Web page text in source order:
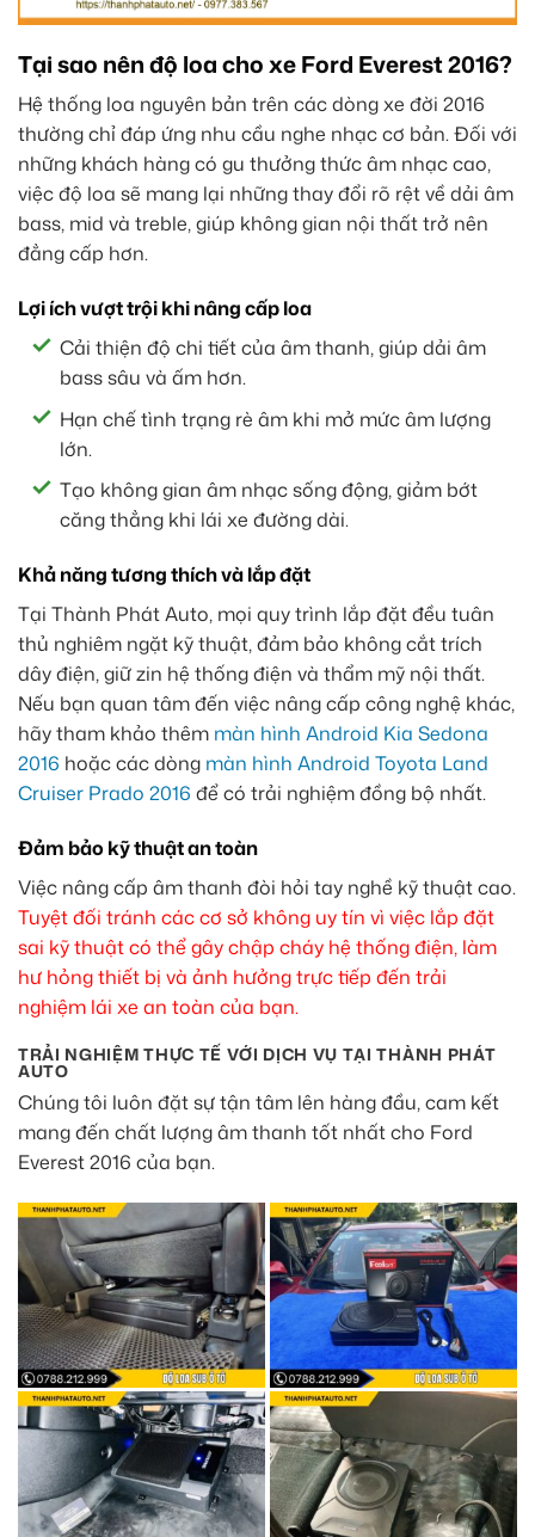
Tại sao nên độ loa cho xe Ford Everest 2016?
Hệ thống loa nguyên bản trên các dòng xe đời 2016
thường chỉ đáp ứng nhu cầu nghe nhạc cơ bản. Đối với
những khách hàng có gu thưởng thức âm nhạc cao,
việc độ loa sẽ mang lại những thay đổi rõ rệt về dải âm
bass, mid và treble, giúp không gian nội thất trở nên
đẳng cấp hơn.
Lợi ích vượt trội khi nâng cấp loa
Cải thiện độ chi tiết của âm thanh, giúp dải âm
bass sâu và ấm hơn.
Hạn chế tình trạng rè âm khi mở mức âm lượng
lớn.
Tạo không gian âm nhạc sống động, giảm bớt
căng thẳng khi lái xe đường dài.
Khả năng tương thích và lắp đặt
Tại Thành Phát Auto, mọi quy trình lắp đặt đều tuân
thủ nghiêm ngặt kỹ thuật, đảm bảo không cắt trích
dây điện, giữ zin hệ thống điện và thẩm mỹ nội thất.
Nếu bạn quan tâm đến việc nâng cấp công nghệ khác,
hãy tham khảo thêm màn hình Android Kia Sedona
2016 hoặc các dòng màn hình Android Toyota Land
Cruiser Prado 2016 để có trải nghiệm đồng bộ nhất.
Đảm bảo kỹ thuật an toàn
Việc nâng cấp âm thanh đòi hỏi tay nghề kỹ thuật cao.
Tuyệt đối tránh các cơ sở không uy tín vì việc lắp đặt
sai kỹ thuật có thể gây chập cháy hệ thống điện, làm
hư hỏng thiết bị và ảnh hưởng trực tiếp đến trải
nghiệm lái xe an toàn của bạn.
TRẢI NGHIỆM THỰC TẾ VỚI DỊCH VỤ TẠI THÀNH PHÁT
AUTO
Chúng tôi luôn đặt sự tận tâm lên hàng đầu, cam kết
mang đến chất lượng âm thanh tốt nhất cho Ford
Everest 2016 của bạn.